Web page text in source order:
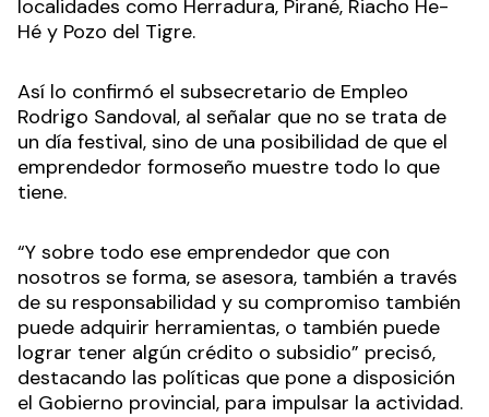
localidades como Herradura, Pirané, Riacho He-
Hé y Pozo del Tigre.
Así lo confirmó el subsecretario de Empleo
Rodrigo Sandoval, al señalar que no se trata de
un día festival, sino de una posibilidad de que el
emprendedor formoseño muestre todo lo que
tiene.
“Y sobre todo ese emprendedor que con
nosotros se forma, se asesora, también a través
de su responsabilidad y su compromiso también
puede adquirir herramientas, o también puede
lograr tener algún crédito o subsidio” precisó,
destacando las políticas que pone a disposición
el Gobierno provincial, para impulsar la actividad.